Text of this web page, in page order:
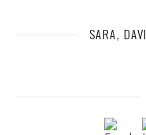
SARA,